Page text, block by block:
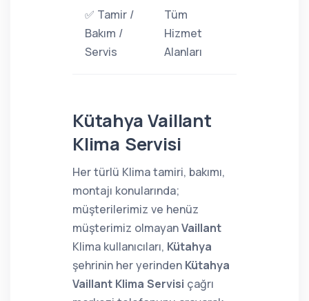
✅ Tamir /
Bakım /
Servis
Tüm
Hizmet
Alanları
Kütahya Vaillant
Klima Servisi
Her türlü Klima tamiri, bakımı,
montajı konularında;
müşterilerimiz ve henüz
müşterimiz olmayanVaillant
Klima kullanıcıları, Kütahya
şehrinin her yerinden Kütahya
Vaillant Klima Servisi çağrı